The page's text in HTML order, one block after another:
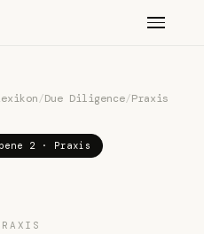
/Due Diligence/Praxis
2 · Praxis